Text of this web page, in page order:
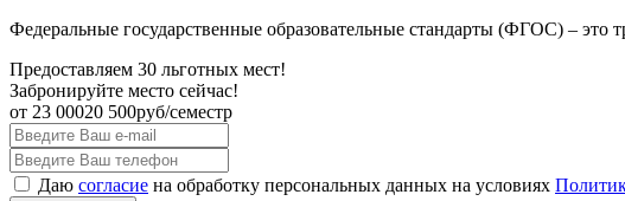
Федеральные государственные образовательные стандарты (ФГОС) – это
Предоставляем 30 льготных мест!
Забронируйте место сейчас!
от 23 00020 500руб/семестр
Даю согласие на обработку персональных данных на условиях